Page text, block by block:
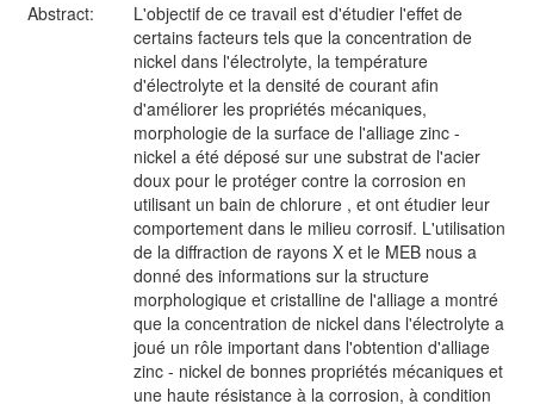
Abstract:
L'objectif de ce travail est d'étudier l'effet de
certains facteurs tels que la concentration de
nickel dans l'électrolyte, la température
d'électrolyte et la densité de courant afin
d'améliorer les propriétés mécaniques,
morphologie de la surface de l'alliage zinc -
nickel a été déposé sur une substrat de l'acier
doux pour le protéger contre la corrosion en
utilisant un bain de chlorure , et ont étudier leur
comportement dans le milieu corrosif. L'utilisation
de la diffraction de rayons X et le MEB nous a
donné des informations sur la structure
morphologique et cristalline de l'alliage a montré
que la concentration de nickel dans l'électrolyte a
joué un rôle important dans l'obtention d'alliage
zinc - nickel de bonnes propriétés mécaniques et
une haute résistance à la corrosion, à condition